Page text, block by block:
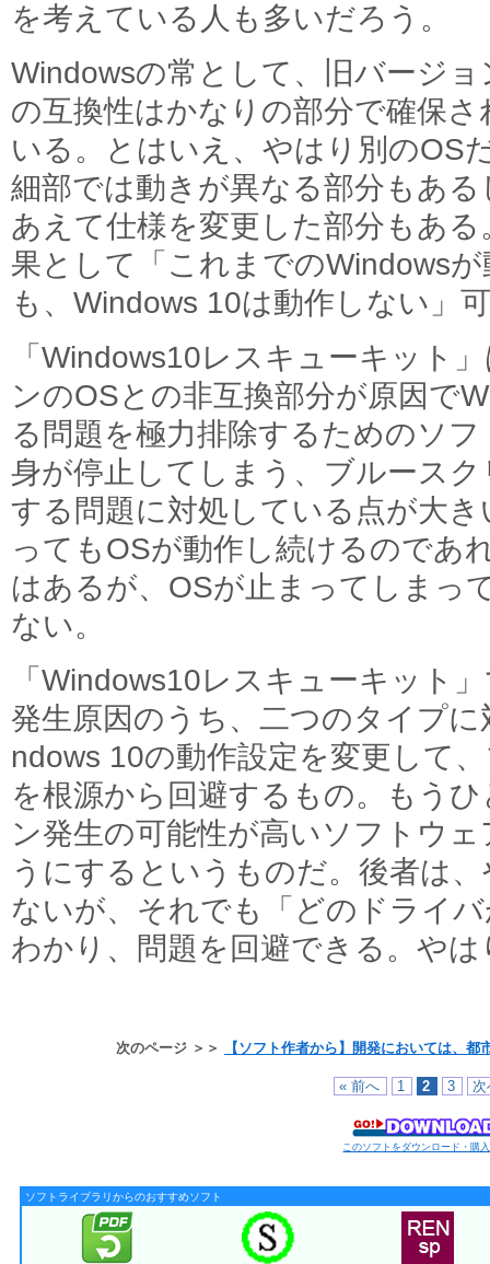
を考えている人も多いだろう。
Windowsの常として、旧バージョ
の互換性はかなりの部分で確保さ
いる。とはいえ、やはり別のOS
細部では動きが異なる部分もある
あえて仕様を変更した部分もある
果として「これまでのWindows
も、Windows 10は動作しない」
「Windows10レスキューキット
ンのOSとの非互換部分が原因で
る問題を極力排除するためのソ
身が停止してしまう、ブルース
する問題に対処している点が大
ってもOSが動作し続けるのであ
はあるが、OSが止まってしまっ
ない。
「Windows10レスキューキット
発生原因のうち、二つのタイプ
ndows 10の動作設定を変更して
を根源から回避するもの。もう
ン発生の可能性が高いソフトウ
うにするというものだ。後者は
ないが、それでも「どのドライ
わかり、問題を回避できる。や
次のページ ＞＞ 【ソフト作者から】開発においては、
« 前へ 1 2 3
このソフトをダウンロード・購
ソフトライブラリからのおすすめソフト